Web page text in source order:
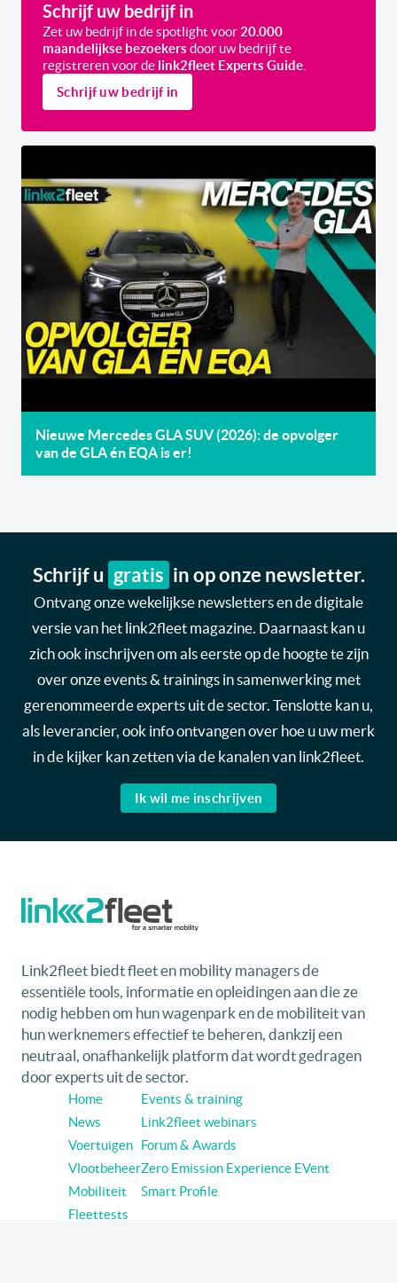
Schrijf uw bedrijf in
Zet uw bedrijf in de spotlight voor20.000
maandelijkse bezoekers door uw bedrijf te
registreren voor de link2fleet Experts Guide.
Schrijf uw bedrijf in
Nieuwe Mercedes GLA SUV (2026): de opvolger
van de GLA én EQA is er!
Schrijf u gratis in op onze newsletter.
Ontvang onze wekelijkse newsletters en de digitale
versie van het link2fleet magazine. Daarnaast kan u
zich ook inschrijven om als eerste op de hoogte te zijn
over onze events & trainings in samenwerking met
gerenommeerde experts uit de sector. Tenslotte kan u,
als leverancier, ook info ontvangen over hoe u uw merk
in de kijker kan zetten via de kanalen van link2fleet.
Ik wil me inschrijven
Link2fleet biedt fleet en mobility managers de
essentiële tools, informatie en opleidingen aan die ze
nodig hebben om hun wagenpark en de mobiliteit van
hun werknemers effectief te beheren, dankzij een
neutraal, onafhankelijk platform dat wordt gedragen
door experts uit de sector.
Home
News
Voertuigen
Vlootbeheer
Mobiliteit
Fleettests
Events & training
Link2fleet webinars
Forum & Awards
Zero Emission Experience EVent
Smart Profile